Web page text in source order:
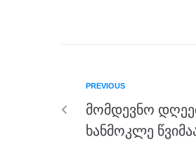
b
o
o
k
er
PREVIOUS
მომდევნო
ხანმოკლე